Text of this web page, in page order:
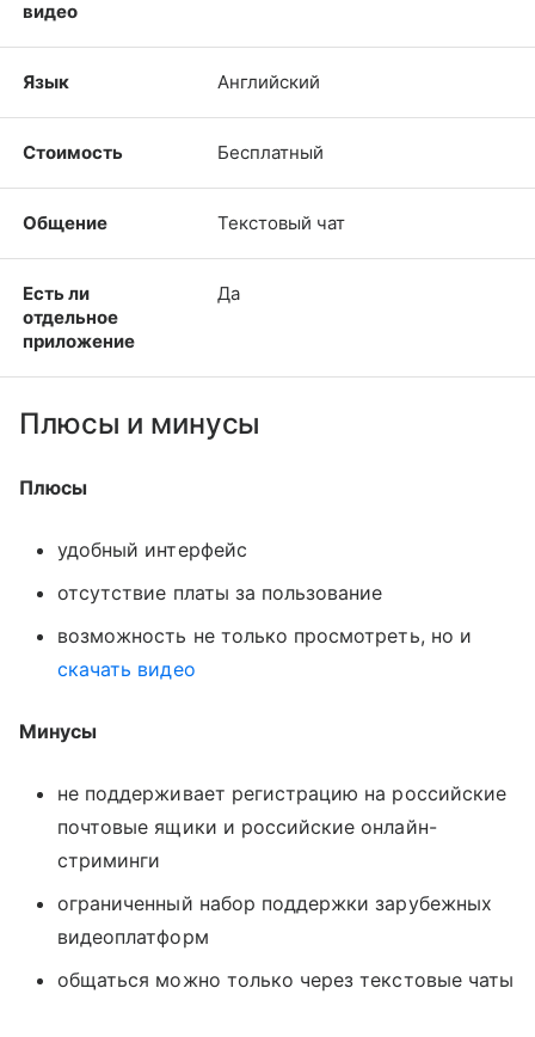
видео
Язык Английский
Стоимость Бесплатный
Общение Текстовый чат
Есть ли
отдельное
приложение
Да
Плюсы и минусы
Плюсы
удобный интерфейс
отсутствие платы за пользование
возможность не только просмотреть, но и
скачать видео
Минусы
не поддерживает регистрацию на российские
почтовые ящики и российские онлайн-
стриминги
ограниченный набор поддержки зарубежных
видеоплатформ
общаться можно только через текстовые чаты